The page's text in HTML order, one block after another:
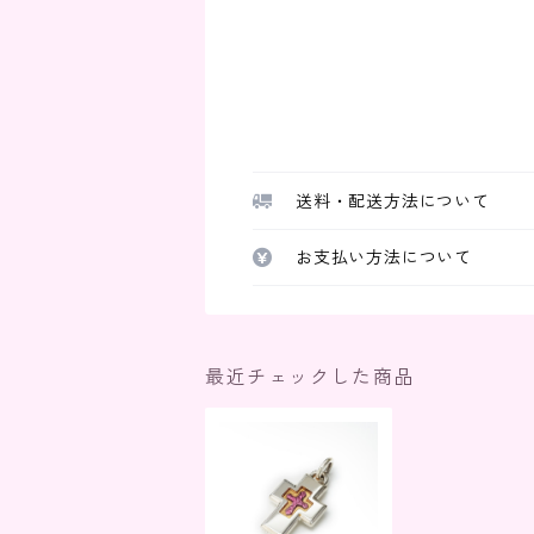
送料・配送方法について
お支払い方法について
最近チェックした商品